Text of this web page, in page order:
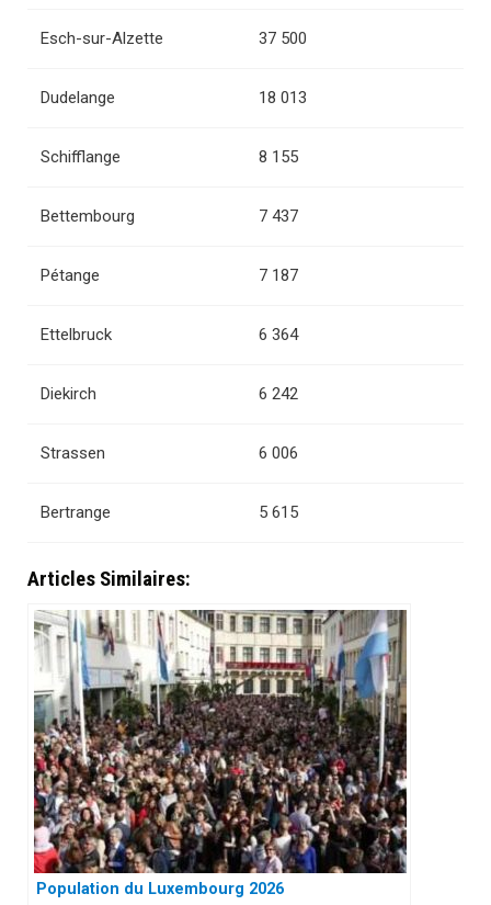
Esch-sur-Alzette 37 500
Dudelange 18 013
Schifflange 8 155
Bettembourg 7 437
Pétange 7 187
Ettelbruck 6 364
Diekirch 6 242
Strassen 6 006
Bertrange 5 615
Articles Similaires:
Population du Luxembourg 2026